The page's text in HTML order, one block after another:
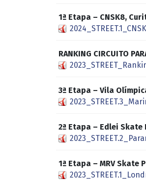
1ª Etapa – CNSK8,
RANKING CIRCUITO
3ª Etapa – Vila
2ª Etapa – Edlei Skate
1ª Etapa – MRV Skate